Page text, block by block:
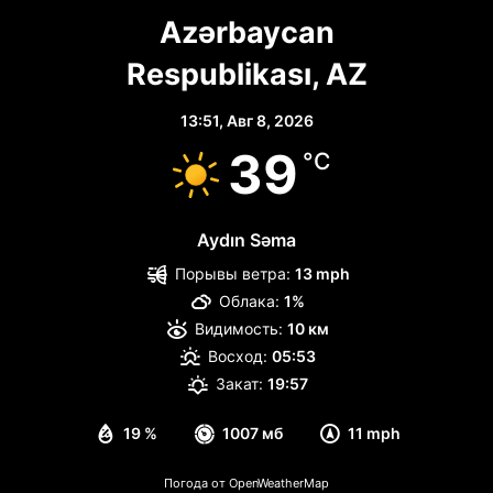
Azərbaycan
Respublikası, AZ
13:51, Авг 8, 2026
39 °C
Aydın Səma
19 % 1007 мб 11 mph
Порывы ветра: 13 mph
Облака: 1%
Видимость: 10 км
Восход: 05:53
Закат: 19:57
Погода от OpenWeatherMap